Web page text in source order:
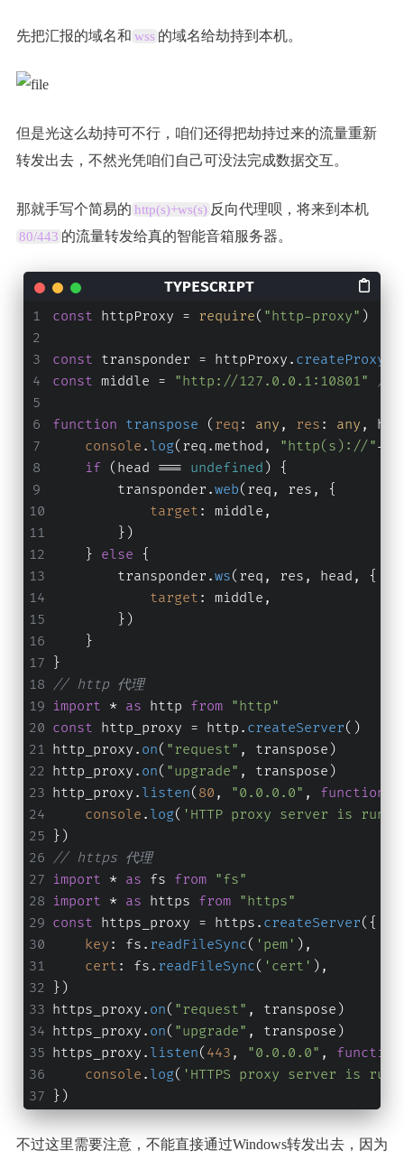
先把汇报的域名和 wss 的域名给劫持到本机。
但是光这么劫持可不行，咱们还得把劫持过来的流量重新
转发出去，不然光凭咱们自己可没法完成数据交互。
那就手写个简易的 http(s)+ws(s) 反向代理呗，将来到本机
80/443 的流量转发给真的智能音箱服务器。
const httpProxy = require( "http-proxy" )
const transponder = httpProxy.
const middle = "http://127.0.0.1:10801" //
function transpose ( req : any , res : any ,
console . log(req.method , "http(s)://"
if (head === undefined ) {
        transponder.
web(req, res, {
target : middle,
        })
    }
else {
        transponder.
ws(req, res, head, {
target : middle,
        })
    }
}
// http 代理
import * as http from "http"
const http_proxy = http. createServer()
http_proxy. on( "request" , transpose)
http_proxy. on( "upgrade" , transpose)
http_proxy. listen( 80 , "0.0.0.0" , function
console . log( 'HTTP proxy server is
})
// https 代理
import * as fs from "fs"
import * as https from "https"
const https_proxy = https. createServer({
key : fs. readFileSync( 'pem' ),
cert : fs. readFileSync( 'cert' ),
})
https_proxy. on( "request" , transpose)
https_proxy. on( "upgrade" , transpose)
https_proxy. listen( 443 , "0.0.0.0" , function
console . log( 'HTTPS proxy server is
})
不过这里需要注意，不能直接通过Windows转发出去，因为